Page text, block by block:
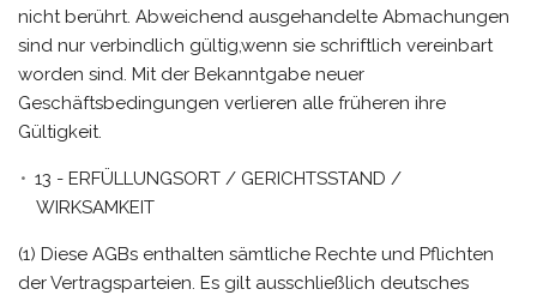
nicht berührt. Abweichend ausgehandelte Abmachungen
sind nur verbindlich gültig,wenn sie schriftlich vereinbart
worden sind. Mit der Bekanntgabe neuer
Geschäftsbedingungen verlieren alle früheren ihre
Gültigkeit.
13 - ERFÜLLUNGSORT / GERICHTSSTAND /
WIRKSAMKEIT
(1) Diese AGBs enthalten sämtliche Rechte und Pflichten
der Vertragsparteien. Es gilt ausschließlich deutsches